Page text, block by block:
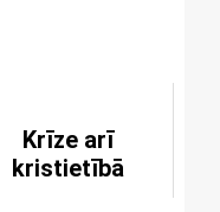
Krīze arī
kristietībā